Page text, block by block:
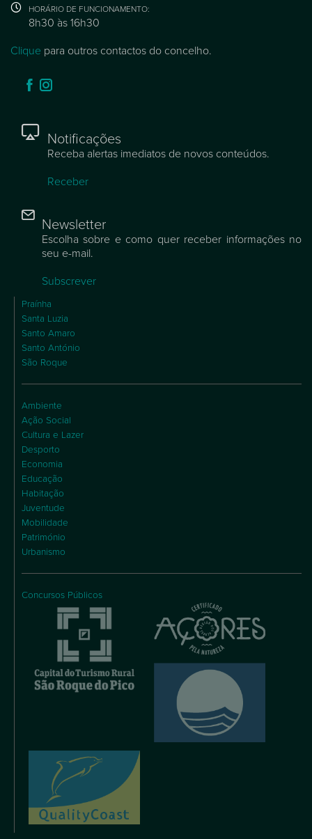
HORÁRIO DE FUNCIONAMENTO:
8h30 às 16h30
Clique para outros contactos do concelho.
Notificações
Receba alertas imediatos de novos conteúdos.
Receber
Newsletter
Escolha sobre e como quer receber informações no
seu e-mail.
Subscrever
Praínha
Santa Luzia
Santo Amaro
Santo António
São Roque
Ambiente
Ação Social
Cultura e Lazer
Desporto
Economia
Educação
Habitação
Juventude
Mobilidade
Património
Urbanismo
Concursos Públicos